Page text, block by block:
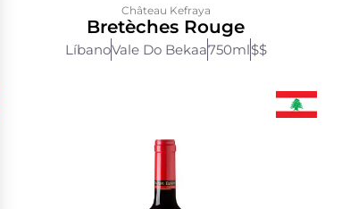
Château Kefraya
Bretèches Rouge
LíbanoVale Do Bekaa750ml$$